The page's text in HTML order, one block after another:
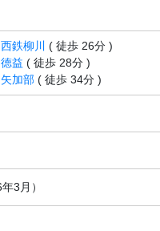
鉄柳川
( 徒歩 26分 )
益 ( 徒歩 28分 )
加部 ( 徒歩 34分 )
年3月）